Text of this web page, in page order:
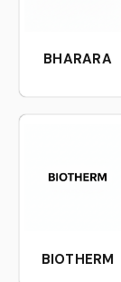
BHARARA
BIOTHERM